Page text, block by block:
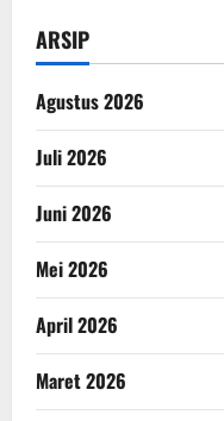
ARSIP
Agustus 2026
Juli 2026
Juni 2026
Mei 2026
April 2026
Maret 2026